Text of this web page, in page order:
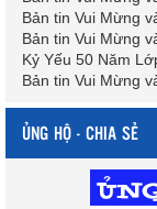
Bản tin Vui Mừng
Bản tin Vui Mừng
Kỷ Yếu 50 Năm
Bản tin Vui Mừng
ỦNG HỘ - CHIA SẺ